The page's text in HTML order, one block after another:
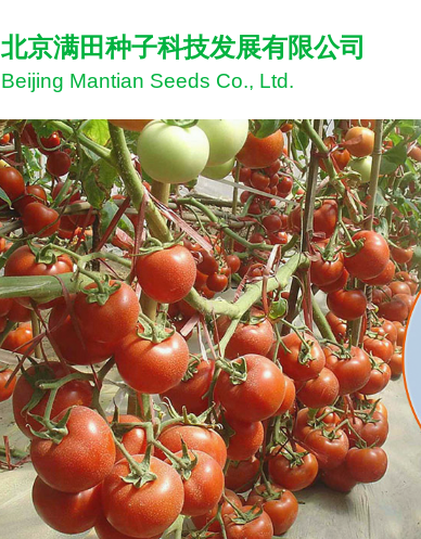
北京满田种子科技发展有限公司
Beijing Mantian Seeds Co., Ltd.